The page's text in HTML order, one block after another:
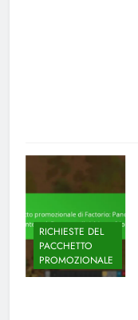
RICHIESTE DEL
PACCHETTO
PROMOZIONALE